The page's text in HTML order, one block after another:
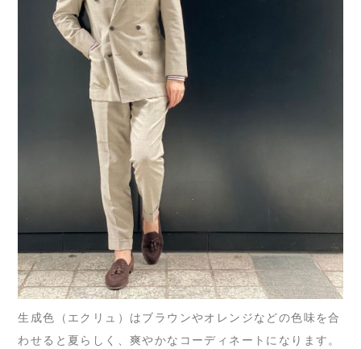
生成色（エクリュ）はブラウンやオレンジなどの色味を合
わせると夏らしく、爽やかなコーディネートになります。